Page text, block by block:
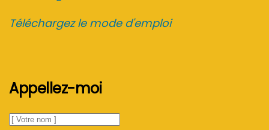
Téléchargez le mode d'emploi
Appellez-moi